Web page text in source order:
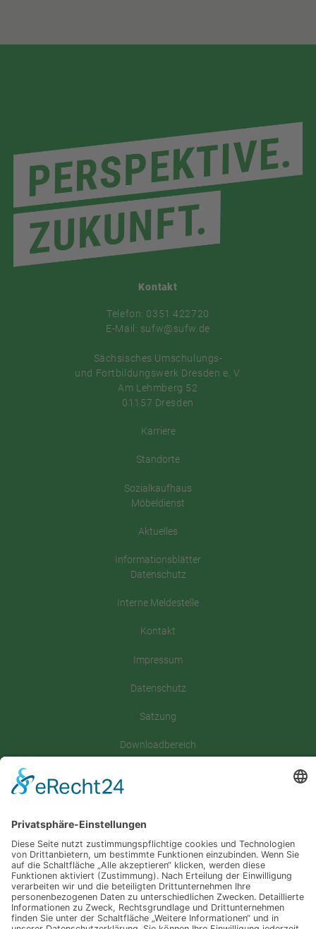
Kontakt
Telefon: 0351 422720
E-Mail: sufw@sufw.de
Sächsisches Umschulungs-
und Fortbildungswerk Dresden e. V.
Am Lehmberg 52
01157 Dresden
Karriere
Standorte
Sozialkaufhaus
Möbeldienst
Aktuelles
Informationsblätter
Datenschutz
Interne Meldestelle
Kontakt
Impressum
Datenschutz
Satzung
Downloadbereich